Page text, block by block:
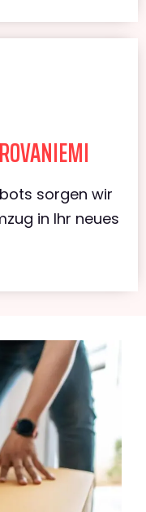
sorgen wir
in Ihr neues